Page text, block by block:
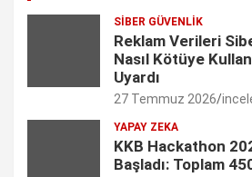
k
e
d
n
t
t
e
r
T
u
b
C
SIBER GÜVENLIK
Reklam Verileri
Nasıl Kötüye
Uyardı
27 Temmuz 2026
YAPAY ZEKA
KKB Hackathon
Başladı: Toplam